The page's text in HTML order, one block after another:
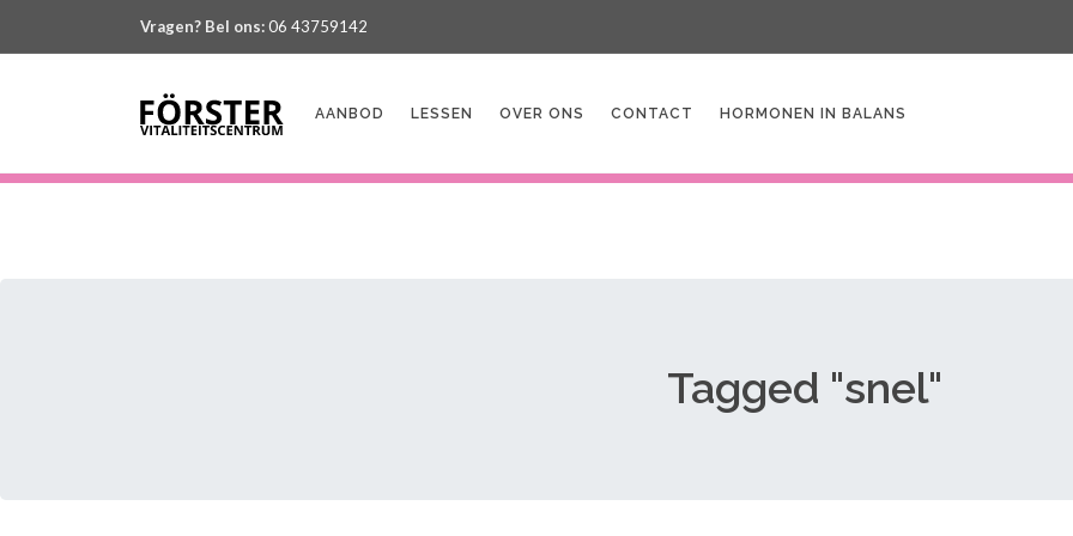
Vragen? Bel ons:06 43759142
AANBOD LESSEN OVER ONS CONTACT HORMONEN IN BALANS
Tagged "snel"